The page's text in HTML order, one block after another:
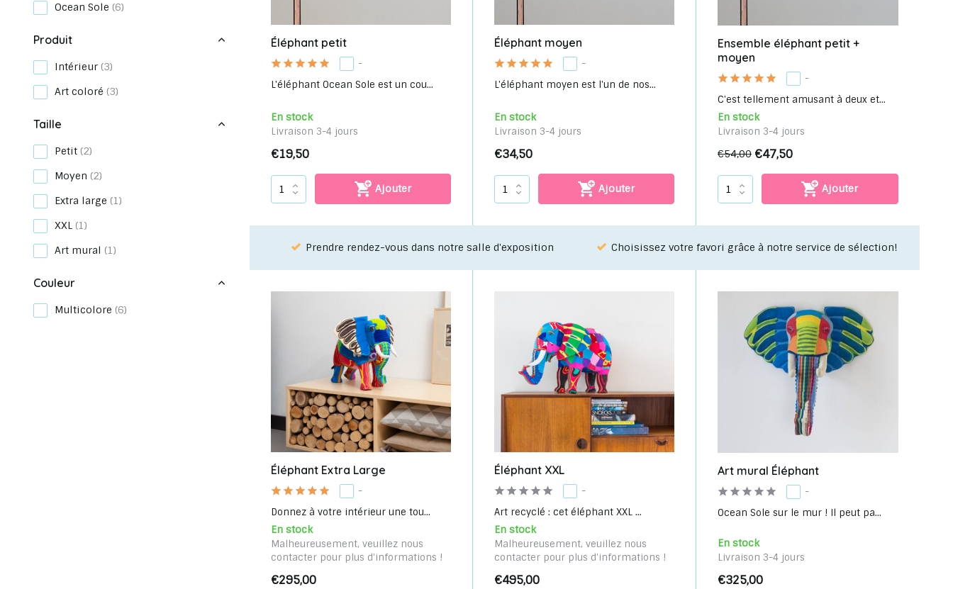
Ocean Sole (6)
Produit
Intérieur (3)
Art coloré (3)
Taille
Petit (2)
Moyen (2)
Extra large (1)
XXL (1)
Art mural (1)
Couleur
Multicolore (6)
Éléphant petit
-
L'éléphant Ocean Sole est un cou...
En stock
Livraison 3-4 jours
€19,50
Ajouter
Éléphant moyen
-
L'éléphant moyen est l'un de nos...
En stock
Livraison 3-4 jours
€34,50
Ajouter
Ensemble éléphant petit +
moyen
-
C'est tellement amusant à deux et...
En stock
Livraison 3-4 jours
€54,00 €47,50
Ajouter
rendez-vous dans notre salle d'exposition Choisissez votre favori grâce à notre service de sélection! Des objets uniques à recycler pour votre intérieur !
Éléphant Extra Large
-
Donnez à votre intérieur une tou...
En stock
Malheureusement, veuillez nous
contacter pour plus d'informations !
€295,00
Éléphant XXL
-
Art recyclé : cet éléphant XXL ...
En stock
Malheureusement, veuillez nous
contacter pour plus d'informations !
€495,00
Art mural Éléphant
-
Ocean Sole sur le mur ! Il peut pa...
En stock
Livraison 3-4 jours
€325,00